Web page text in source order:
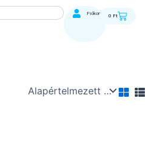
Fiókom 0 FtKosár